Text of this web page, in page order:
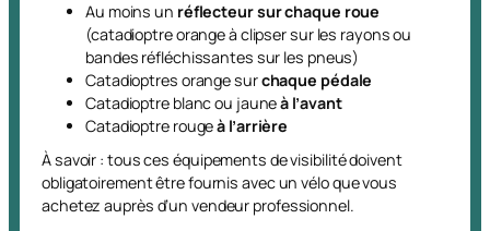
Au moins un réflecteur sur chaque roue
(catadioptre orange à clipser sur les rayons ou
bandes réfléchissantes sur les pneus)
Catadioptres orange surchaque pédale
Catadioptre blanc ou jauneà l’avant
Catadioptre rougeà l’arrière
À savoir : tous ces équipements de visibilité doivent
obligatoirement être fournis avec un vélo que vous
achetez auprès d’un vendeur professionnel.